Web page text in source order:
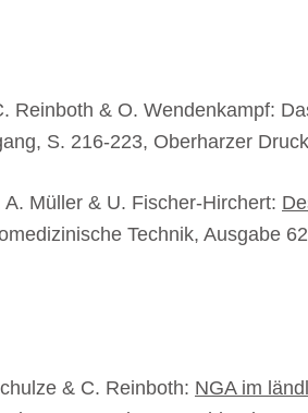
Reinboth & O. Wendenkampf:
S. 216-223, Oberharzer
Müller & U. Fischer-Hirchert:
Technik, Ausgabe
& C. Reinboth: NGA im